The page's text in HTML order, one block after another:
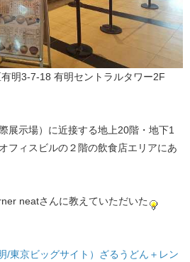
明3-7-18 有明セントラルタワー2F
展示場）に近接する地上20階・地下1
フィスビルの２階の飲食店エリアにあ
neatさんに教えていただいた
/東京ビッグサイト）ざるうどん＋レン